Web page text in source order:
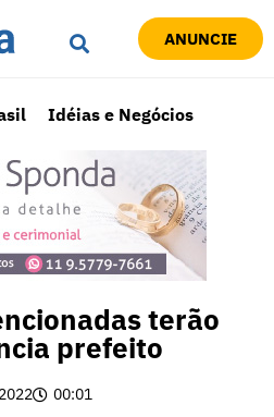
ANUNCIE
Idéias e Negócios
terão
prefeito
00:01